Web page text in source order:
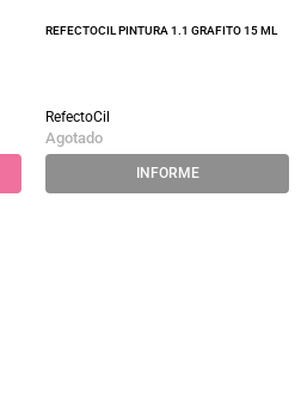
REFECTOCIL PINTURA 1.1 GRAFITO 15 ML
RefectoCil
Agotado
INFORME